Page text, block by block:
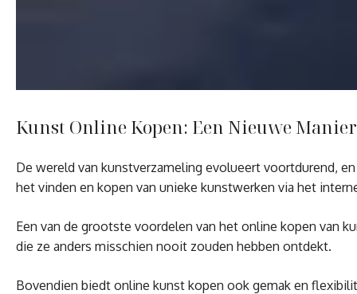
Kunst Online Kopen: Een Nieuwe
De wereld van kunstverzameling evolueert voortdurend,
het vinden en kopen van unieke kunstwerken via het
Een van de grootste voordelen van het online kopen van
die ze anders misschien nooit zouden hebben ontdekt.
Bovendien biedt online kunst kopen ook gemak en